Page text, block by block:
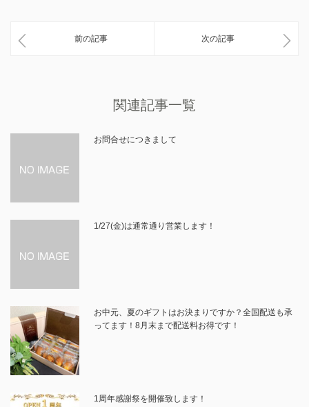
前の記事 次の記事
関連記事一覧
お問合せにつきまして
1/27(金)は通常通り営業します！
お中元、夏のギフトはお決まりですか？全国配送も承
ってます！8月末まで配送料お得です！
1周年感謝祭を開催致します！